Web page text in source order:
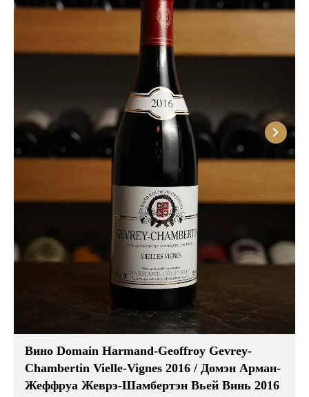
Вино Domain Harmand-Geoffroy Gevrey-
Chambertin Vielle-Vignes 2016 / Домэн Арман-
Жеффруа Жеврэ-Шамбертэн Вьей Винь 2016